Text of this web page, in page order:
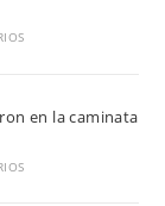
en la caminata